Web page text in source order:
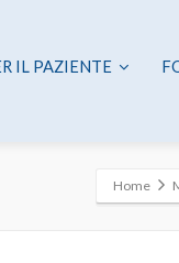
IL PAZIENTE
Home